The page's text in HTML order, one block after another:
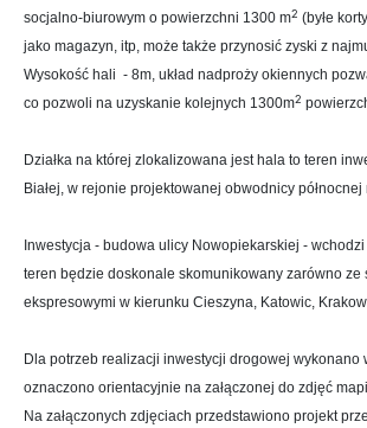
socjalno-biurowym o powierzchni 1300 m2 (byłe
jako magazyn, itp, może także przynosić zyski z
Wysokość hali - 8m, układ nadproży okiennych
co pozwoli na uzyskanie kolejnych 1300m2
Działka na której zlokalizowana jest hala to teren
Białej, w rejonie projektowanej obwodnicy północnej
Inwestycja - budowa ulicy Nowopiekarskiej -
teren będzie doskonale skomunikowany zarówno ze
ekspresowymi w kierunku Cieszyna, Katowic,
Dla potrzeb realizacji inwestycji drogowej wykonano
oznaczono orientacyjnie na załączonej do zdjęć
Na załączonych zdjęciach przedstawiono projekt